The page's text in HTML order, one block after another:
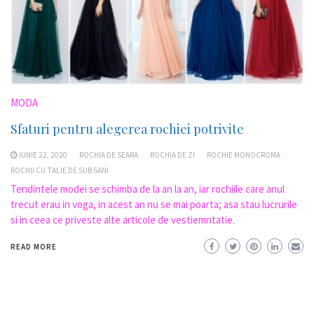
MODA
Sfaturi pentru alegerea rochiei potrivite
IUNIE 22, 2020 ROCHIA DE SEARA ROCHIA DE ZI
ROCHIE MONOCROMA
ROCHII CU TALIE DE SUB SANI
Tendintele modei se schimba de la an la an, iar rochiile care anul
trecut erau in voga, in acest an nu se mai poarta; asa stau lucrurile
si in ceea ce priveste alte articole de vestiemntatie.
READ MORE